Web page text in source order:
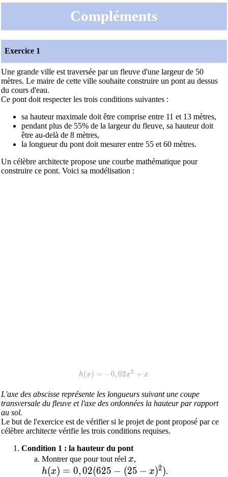
Compléments
Exercice 1
Une grande ville est traversée par un fleuve d'une largeur de 50
mètres. Le maire de cette ville souhaite construire un pont au dessus
du cours d'eau.
Ce pont doit respecter les trois conditions suivantes :
sa hauteur maximale doit être comprise entre 11 et 13 mètres,
pendant plus de 55% de la largeur du fleuve, sa hauteur doit
être au-delà de 8 mètres,
la longueur du pont doit mesurer entre 55 et 60 mètres.
Un célèbre architecte propose une courbe mathématique pour
construire ce pont. Voici sa modélisation :
h(x)=-0,02x^2+x
h(x) = −0,02x2 + x
L'axe des abscisse représente les longueurs suivant une coupe
transversale du fleuve et l'axe des ordonnées la hauteur par rapport
au sol.
Le but de l'exercice est de vérifier si le projet de pont proposé par ce
célèbre architecte vérifie les trois conditions requises.
Condition 1 : la hauteur du pont
Montrer que pour tout réel x
x,
h(x)=0,02(625-(25-x)^2)
h(x) = 0,02(625 − (25 − x)2).